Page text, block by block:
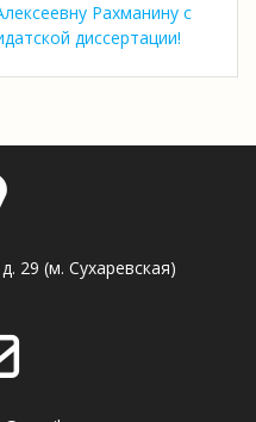
Рахманину с
диссертации!
29 (м. Сухаревская)